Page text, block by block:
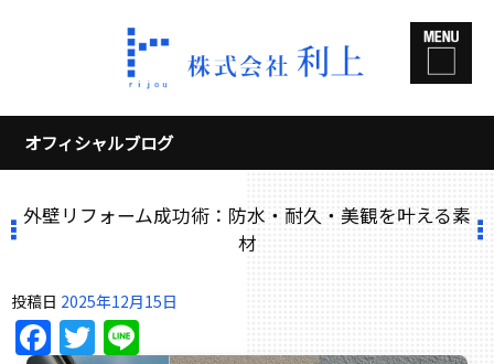
オフィシャルブログ
外壁リフォーム成功術：防水・耐久・美観を叶える素
材
投稿日 2025年12月15日
Facebook
Twitter